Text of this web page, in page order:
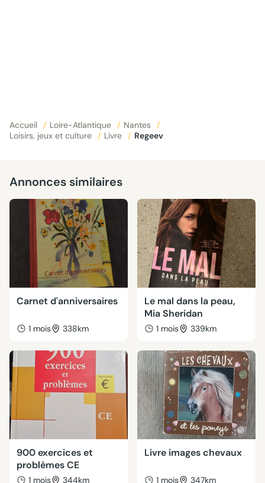
Accueil / Loire-Atlantique / Nantes
/
Loisirs, jeux et culture
/ Livre / Regeev
Annonces similaires
Carnet d'anniversaires
1 mois 338km
Le mal dans la peau,
Mia Sheridan
1 mois 339km
900 exercices et
problèmes CE
1 mois 344km
Livre images chevaux
1 mois 347km